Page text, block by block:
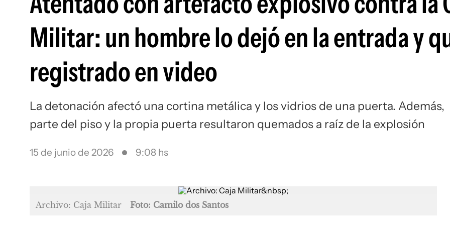
Militar: un hombre lo dejó en la entrada y
registrado en video
La detonación afectó una cortina metálica y los vidrios de una puerta. Además,
parte del piso y la propia puerta resultaron quemados a raíz de la explosión
15 de junio de 2026 9:08 hs
Archivo: Caja Militar Foto: Camilo dos Santos